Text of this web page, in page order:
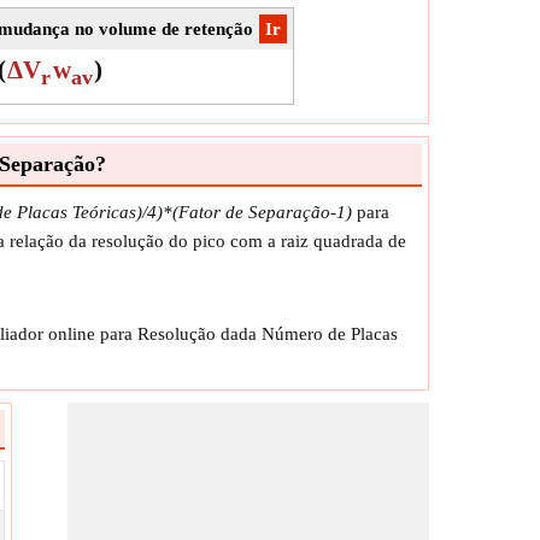
​Ir
no volume de retenção
(ΔVrwav)
Placas Teóricas)/4)*(Fator de Separação-1) para
da resolução do pico com a raiz quadrada de
online para Resolução dada Número de Placas